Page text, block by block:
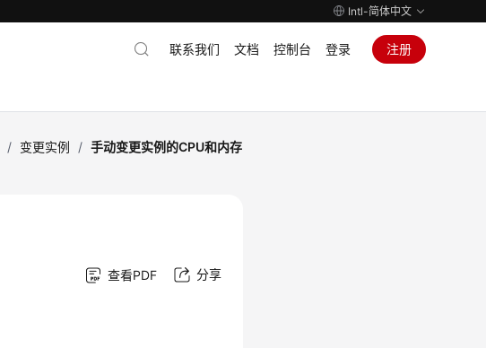
Intl-简体中文
联系我们 文档 控制台 登录 注册
/ 变更实例 / 手动变更实例的CPU和内存
查看PDF 分享